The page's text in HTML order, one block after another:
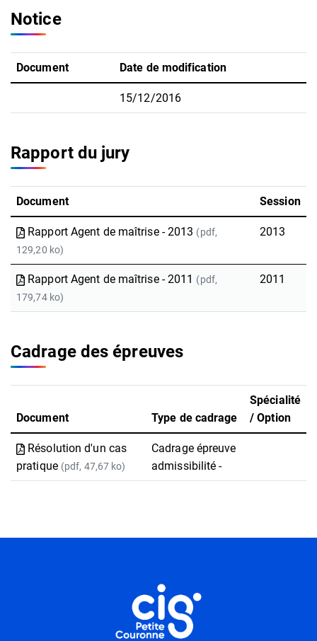
Notice
Document Date de modification
15/12/2016
Rapport du jury
Document Session
Rapport Agent de maîtrise - 2013 (pdf,
129,20 ko)
2013
Rapport Agent de maîtrise - 2011 (pdf,
179,74 ko)
2011
Cadrage des épreuves
Document Type de cadrage
Spécialité
/ Option
Résolution d'un cas
pratique (pdf, 47,67 ko)
Cadrage épreuve
admissibilité -